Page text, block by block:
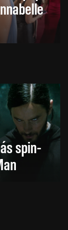
spin-